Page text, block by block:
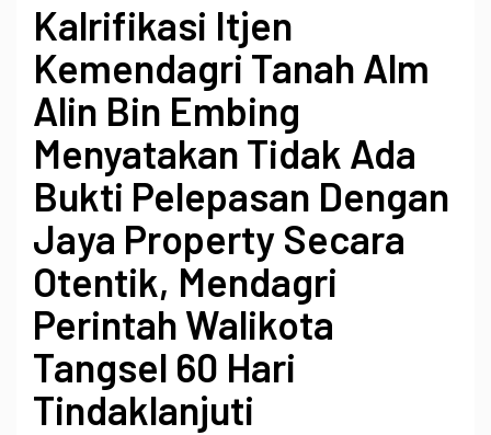
Kalrifikasi Itjen
Kemendagri Tanah Alm
Alin Bin Embing
Menyatakan Tidak Ada
Bukti Pelepasan Dengan
Jaya Property Secara
Otentik, Mendagri
Perintah Walikota
Tangsel 60 Hari
Tindaklanjuti